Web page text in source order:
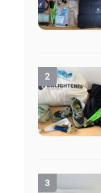
2
3